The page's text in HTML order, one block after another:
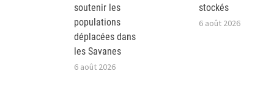
soutenir les
populations
déplacées dans
les Savanes
6 août 2026
stockés
6 août 2026